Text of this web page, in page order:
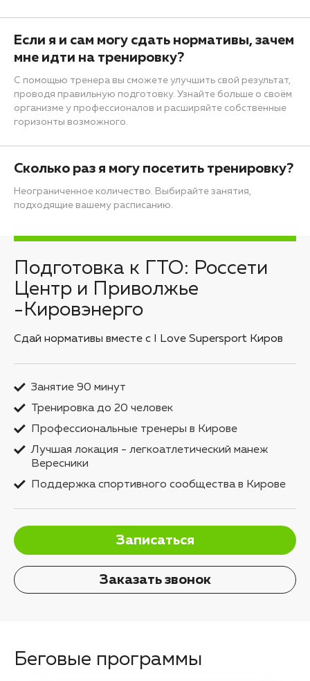
Если я и сам могу сдать нормативы, зачем
мне идти на тренировку?
С помощью тренера вы сможете улучшить свой результат,
проводя правильную подготовку. Узнайте больше о своём
организме у профессионалов и расширяйте собственные
горизонты возможного.
Сколько раз я могу посетить тренировку?
Неограниченное количество. Выбирайте занятия,
подходящие вашему расписанию.
Подготовка к ГТО: Россети
Центр и Приволжье
-Кировэнерго
Сдай нормативы вместе с I Love Supersport Киров
Занятие 90 минут
Тренировка до 20 человек
Профессиональные тренеры в Кирове
Лучшая локация - легкоатлетический манеж
Вересники
Поддержка спортивного сообщества в Кирове
Записаться
Заказать звонок
Беговые программы